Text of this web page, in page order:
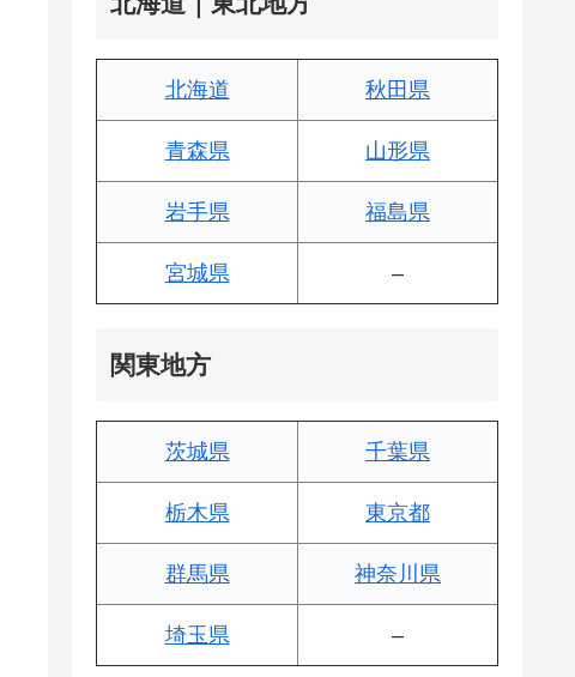
北海道 秋田県
青森県 山形県
岩手県 福島県
宮城県 –
関東地方
茨城県 千葉県
栃木県 東京都
群馬県 神奈川県
埼玉県 –